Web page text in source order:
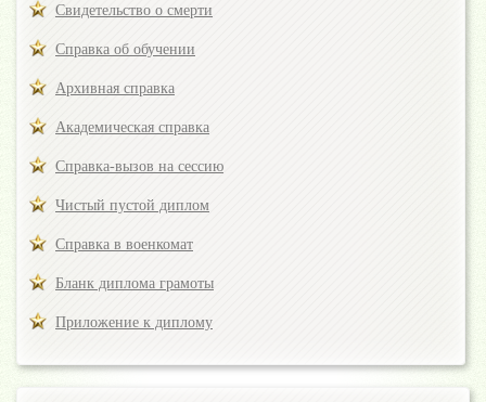
Свидетельство о смерти
Справка об обучении
Архивная справка
Академическая справка
Справка-вызов на сессию
Чистый пустой диплом
Справка в военкомат
Бланк диплома грамоты
Приложение к диплому